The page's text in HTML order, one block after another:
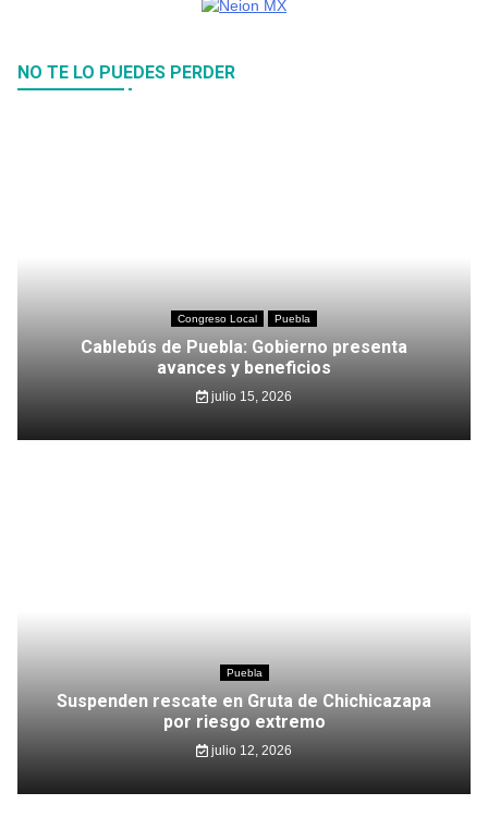
NO TE LO PUEDES PERDER
Congreso Local Puebla
Cablebús de Puebla: Gobierno presenta
avances y beneficios
julio 15, 2026
Puebla
Suspenden rescate en Gruta de Chichicazapa
por riesgo extremo
julio 12, 2026